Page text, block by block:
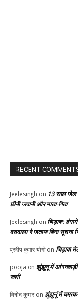
RECENT
Jeelesingh on 13 साल जेल
छीनी जवानी और माता-पिता
Jeelesingh on चिड़ावा:
बसवाला ने जताया बिना सूचना
प्रदीप कुमार योगी on चिड़ावा
pooja on झुंझुनू में आंगनवाड़ी
जारी
विनोद कुमारon झुंझुनूं में